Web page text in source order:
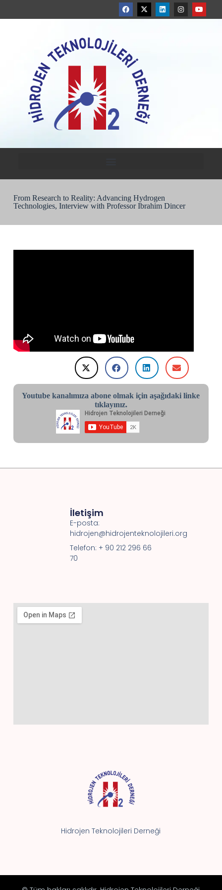
From Research to Reality: Advancing Hydrogen
Technologies, Interview with Professor Ibrahim Dincer
Youtube kanalımıza abone olmak için aşağıdaki linke
tıklayınız.
Hidrojen Teknolojileri Derneği
İletişim
E-posta:
hidrojen@hidrojenteknolojileri.org
Telefon: + 90 212 296 66
70